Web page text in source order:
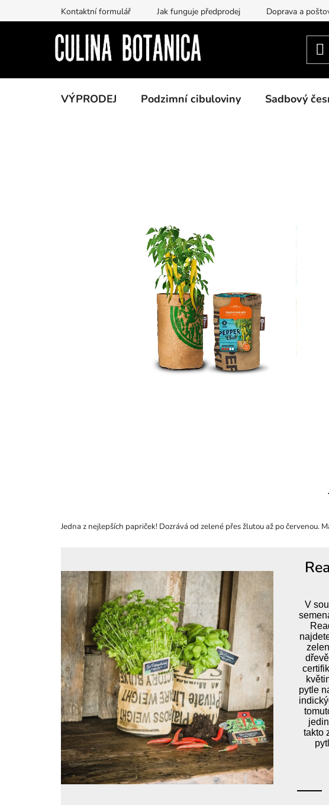
na
Kontaktní formulář Jak funguje předprodej Doprava a
VÝPRODEJ Podzimní cibuloviny Sadbový
Jedna z nejlepších papriček! Dozrává od zelené přes žlutou až po červenou.
V
pytle
takto